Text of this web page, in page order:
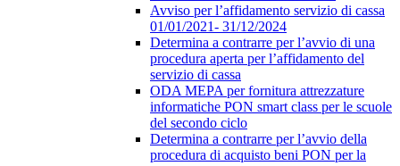
Avviso per l’affidamento servizio di cassa
01/01/2021- 31/12/2024
Determina a contrarre per l’avvio di una
procedura aperta per l’affidamento del
servizio di cassa
ODA MEPA per fornitura attrezzature
informatiche PON smart class per le scuole
del secondo ciclo
Determina a contrarre per l’avvio della
procedura di acquisto beni PON per la